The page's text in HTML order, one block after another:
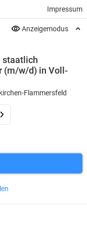
Impressum
Anzeigemodus
staatlich
(m/w/d) in Voll-
Flammersfeld